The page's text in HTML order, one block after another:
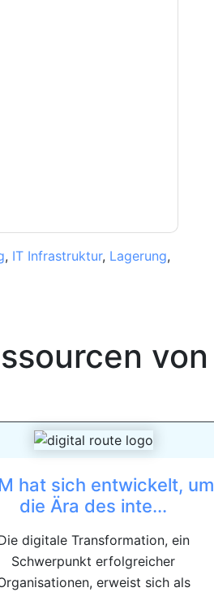
, IT Infrastruktur, Lagerung,
von
hat sich entwickelt, um
die Ära des inte...
digitale Transformation, ein
Schwerpunkt erfolgreicher
erweist sich als